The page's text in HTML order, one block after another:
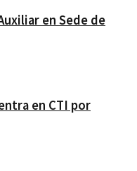
en Sede de
en CTI por